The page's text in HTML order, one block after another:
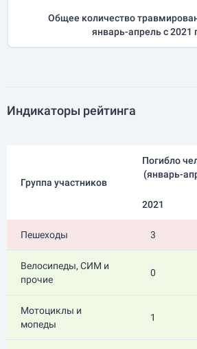
Общее количество
январь-апрельс 2021
Индикаторы рейтинга
Группа участников
Погибло
(январь-
2021
Пешеходы 3
Велосипеды, СИМ и
прочие
0
Мотоциклы и
мопеды
1